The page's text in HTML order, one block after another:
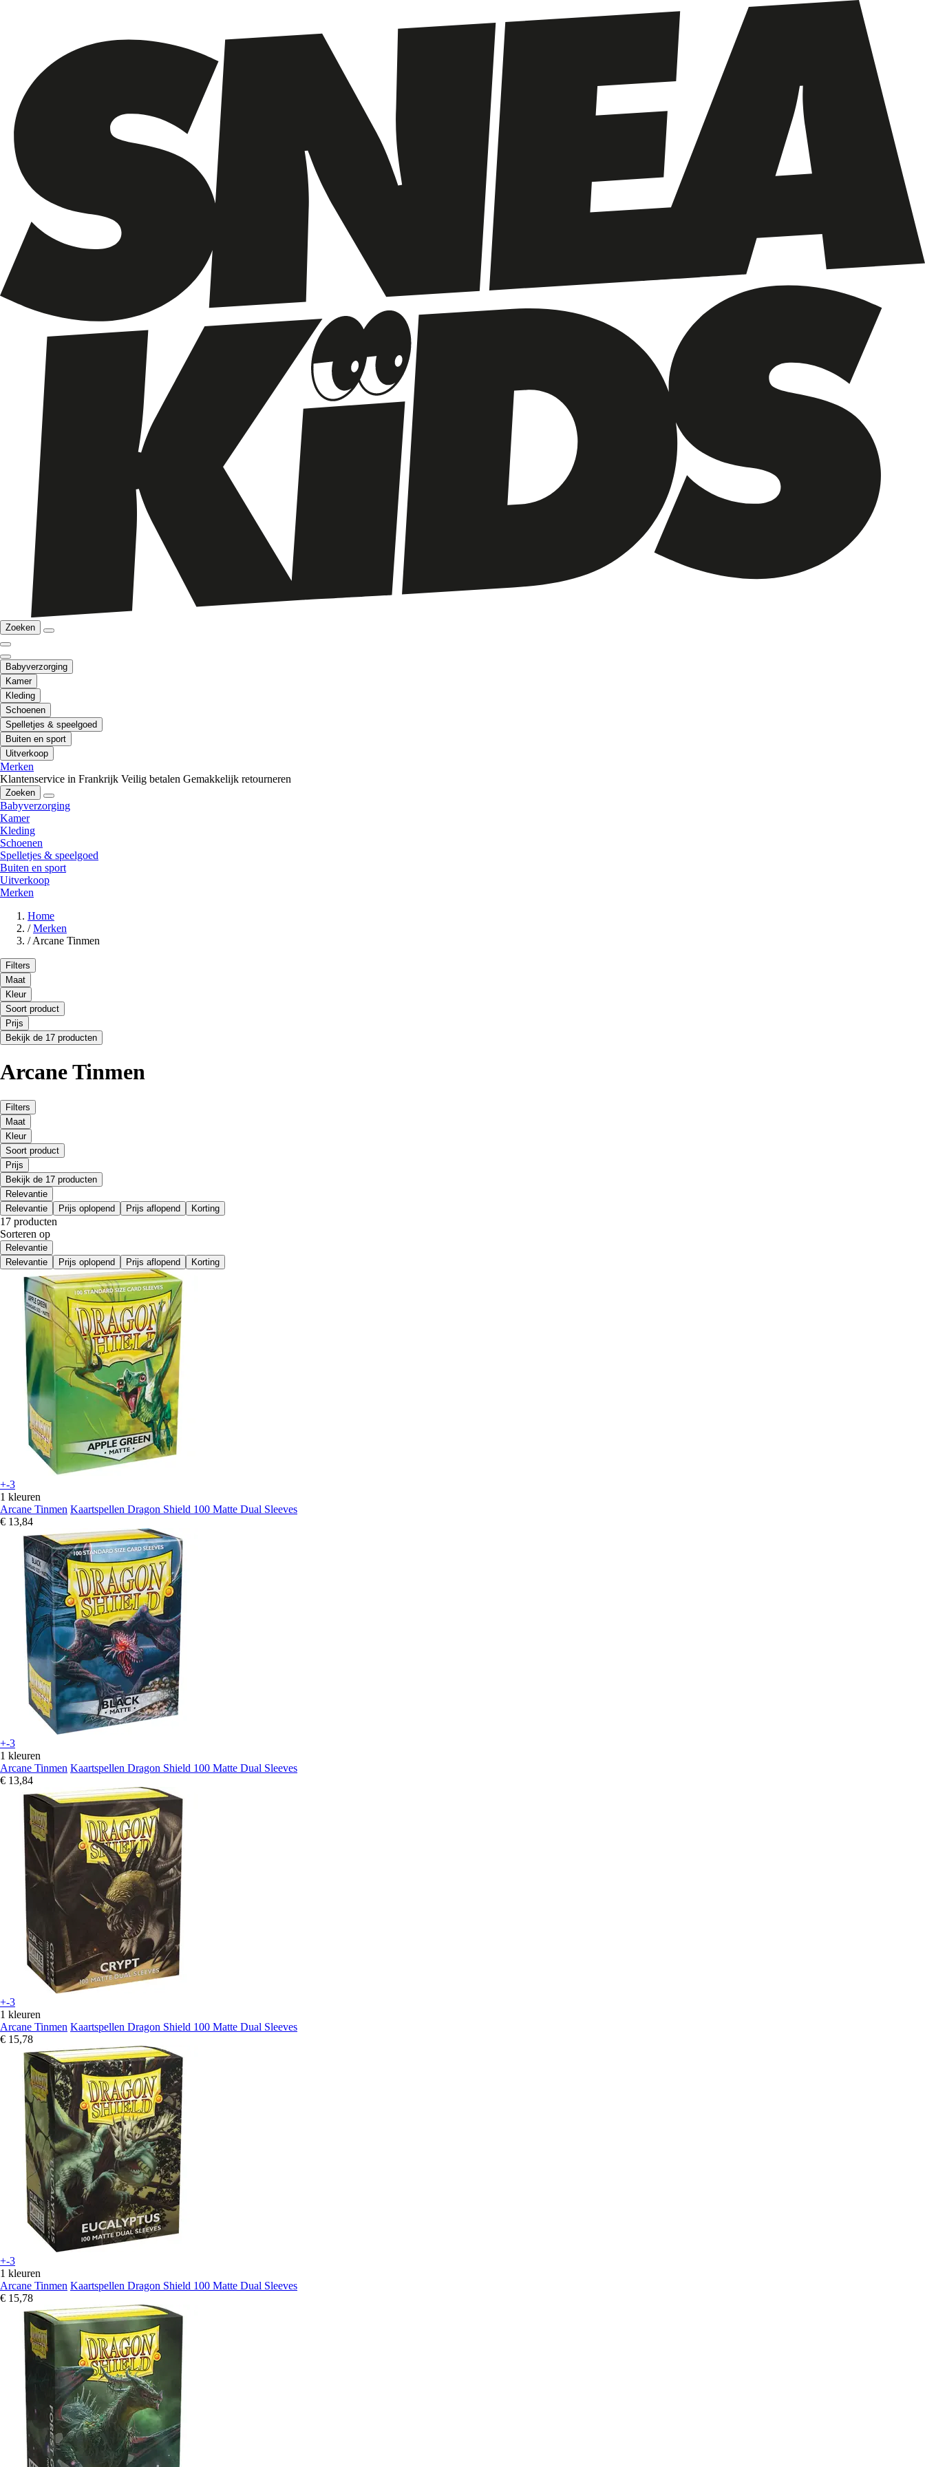
Zoeken
Babyverzorging
Kamer
Kleding
Schoenen
Spelletjes & speelgoed
Buiten en sport
Uitverkoop
Merken
Klantenservice in Frankrijk Veilig betalen Gemakkelijk retourneren
Zoeken
Babyverzorging
Kamer
Kleding
Schoenen
Spelletjes & speelgoed
Buiten en sport
Uitverkoop
Merken
Home
/ Merken
/ Arcane Tinmen
Filters
Maat
Kleur
Soort product
Prijs
Bekijk de 17 producten
Arcane Tinmen
Filters
Maat
Kleur
Soort product
Prijs
Bekijk de 17 producten
Relevantie
Relevantie
Prijs oplopend Prijs aflopend Korting
17 producten
Sorteren op
Relevantie
Relevantie
Prijs oplopend Prijs aflopend Korting
+-3
1 kleuren
Arcane Tinmen Kaartspellen Dragon Shield 100 Matte Dual Sleeves
€ 13,84
+-3
1 kleuren
Arcane Tinmen Kaartspellen Dragon Shield 100 Matte Dual Sleeves
€ 13,84
+-3
1 kleuren
Arcane Tinmen Kaartspellen Dragon Shield 100 Matte Dual Sleeves
€ 15,78
+-3
1 kleuren
Arcane Tinmen Kaartspellen Dragon Shield 100 Matte Dual Sleeves
€ 15,78